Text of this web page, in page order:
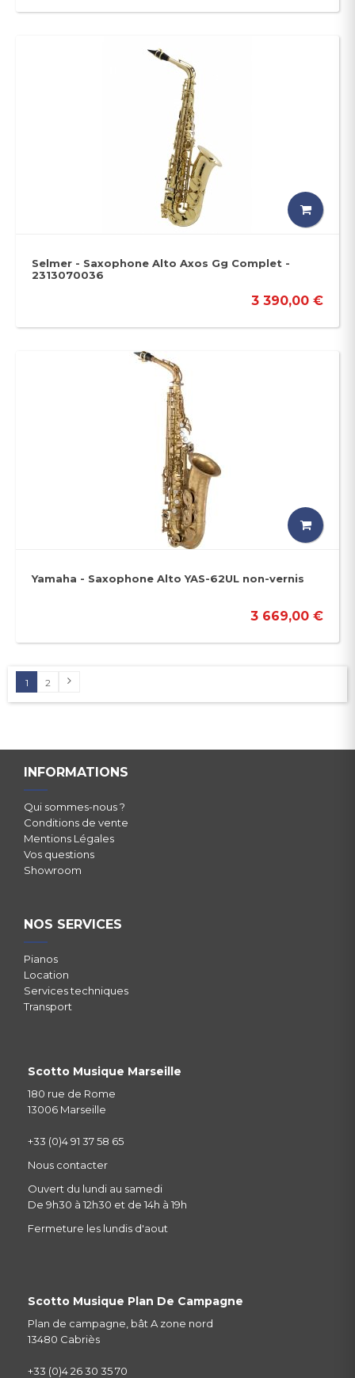
Selmer - Saxophone Alto Axos Gg Complet -
2313070036
3 390,00 €
Yamaha - Saxophone Alto YAS-62UL non-vernis
3 669,00 €
1 2
INFORMATIONS
Qui sommes-nous ?
Conditions de vente
Mentions Légales
Vos questions
Showroom
NOS SERVICES
Pianos
Location
Services techniques
Transport
Scotto Musique Marseille
180 rue de Rome
13006 Marseille
+33 (0)4 91 37 58 65
Nous contacter
Ouvert du lundi au samedi
De 9h30 à 12h30 et de 14h à 19h
Fermeture les lundis d'aout
Scotto Musique Plan De Campagne
Plan de campagne, bât A zone nord
13480 Cabriès
+33 (0)4 26 30 35 70